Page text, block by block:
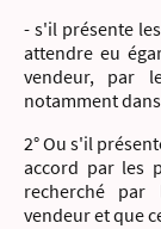
- s'il présente
attendre eu
vendeur, par
notamment
2° Ou s'il
accord par les
recherché par
vendeur et que